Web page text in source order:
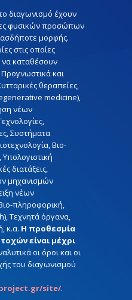
διαγωνισμό έχουν
φυσικών προσώπων
μορφής.
στις οποίες
να καταθέσουν
Προγνωστικά και
θεραπείες,
medicine),
νέων
Συστήματα
Βιο-
διατάξεις,
μηχανισμών
νέων
πληροφορική,
Τεχνητά όργανα,
κ.α. Η προθεσμία
είναι μέχρι
οι όροι και οι
του διαγωνισμού
site/.